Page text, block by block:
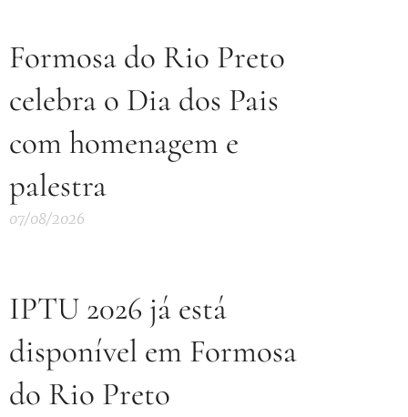
Formosa do Rio Preto
celebra o Dia dos Pais
com homenagem e
palestra
07/08/2026
IPTU 2026 já está
disponível em Formosa
do Rio Preto